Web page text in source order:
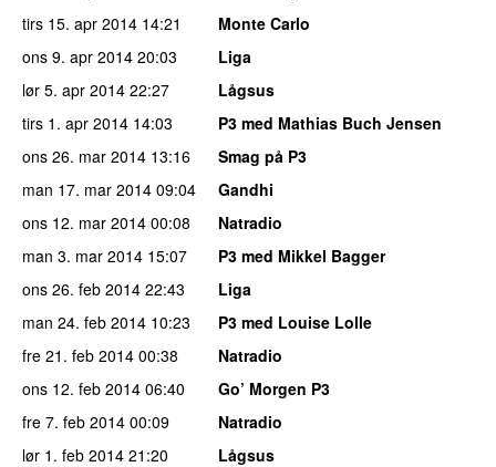
tirs 15. apr 2014 14:21
Monte Carlo
ons 9. apr 2014 20:03
Liga
lør 5. apr 2014 22:27
Lågsus
tirs 1. apr 2014 14:03
P3 med Mathias Buch Jensen
ons 26. mar 2014 13:16
Smag på P3
man 17. mar 2014 09:04
Gandhi
ons 12. mar 2014 00:08
Natradio
man 3. mar 2014 15:07
P3 med Mikkel Bagger
ons 26. feb 2014 22:43
Liga
man 24. feb 2014 10:23
P3 med Louise Lolle
fre 21. feb 2014 00:38
Natradio
ons 12. feb 2014 06:40
Go’ Morgen P3
fre 7. feb 2014 00:09
Natradio
lør 1. feb 2014 21:20 Lågsus